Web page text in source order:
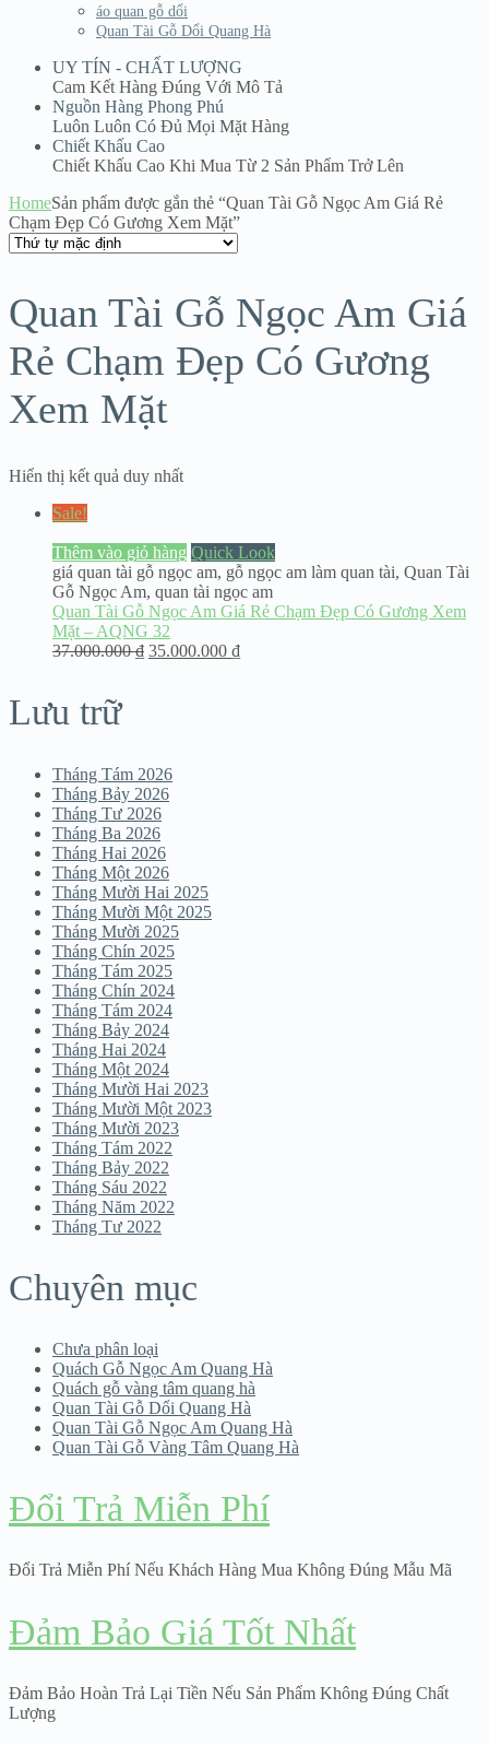
áo quan gỗ dổi
Quan Tài Gỗ Dổi Quang Hà
UY TÍN - CHẤT LƯỢNG
Cam Kết Hàng Đúng Với Mô Tả
Nguồn Hàng Phong Phú
Luôn Luôn Có Đủ Mọi Mặt Hàng
Chiết Khấu Cao
Chiết Khấu Cao Khi Mua Từ 2 Sản Phẩm Trở Lên
HomeSản phẩm được gắn thẻ “Quan Tài Gỗ Ngọc Am Giá Rẻ
Chạm Đẹp Có Gương Xem Mặt”
Quan Tài Gỗ Ngọc Am Giá
Rẻ Chạm Đẹp Có Gương
Xem Mặt
Hiển thị kết quả duy nhất
Sale!
Thêm vào giỏ hàng Quick Look
giá quan tài gỗ ngọc am, gỗ ngọc am làm quan tài, Quan Tài
Gỗ Ngọc Am, quan tài ngọc am
Quan Tài Gỗ Ngọc Am Giá Rẻ Chạm Đẹp Có Gương Xem
Mặt – AQNG 32
37.000.000₫ 35.000.000 ₫
Lưu trữ
Tháng Tám 2026
Tháng Bảy 2026
Tháng Tư 2026
Tháng Ba 2026
Tháng Hai 2026
Tháng Một 2026
Tháng Mười Hai 2025
Tháng Mười Một 2025
Tháng Mười 2025
Tháng Chín 2025
Tháng Tám 2025
Tháng Chín 2024
Tháng Tám 2024
Tháng Bảy 2024
Tháng Hai 2024
Tháng Một 2024
Tháng Mười Hai 2023
Tháng Mười Một 2023
Tháng Mười 2023
Tháng Tám 2022
Tháng Bảy 2022
Tháng Sáu 2022
Tháng Năm 2022
Tháng Tư 2022
Chuyên mục
Chưa phân loại
Quách Gỗ Ngọc Am Quang Hà
Quách gỗ vàng tâm quang hà
Quan Tài Gỗ Dổi Quang Hà
Quan Tài Gỗ Ngọc Am Quang Hà
Quan Tài Gỗ Vàng Tâm Quang Hà
Đổi Trả Miễn Phí
Đổi Trả Miễn Phí Nếu Khách Hàng Mua Không Đúng Mẫu Mã
Đảm Bảo Giá Tốt Nhất
Đảm Bảo Hoàn Trả Lại Tiền Nếu Sản Phẩm Không Đúng Chất
Lượng